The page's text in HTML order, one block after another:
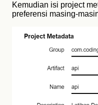
Kemudian isi project
preferensi masing-